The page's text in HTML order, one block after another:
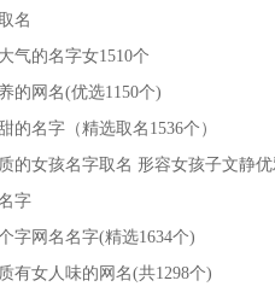
名
气的名字女1510个
的网名(优选1150个)
的名字（精选取名1536个）
的女孩名字取名 形容女孩子文静
字
字网名名字(精选1634个)
有女人味的网名(共1298个)